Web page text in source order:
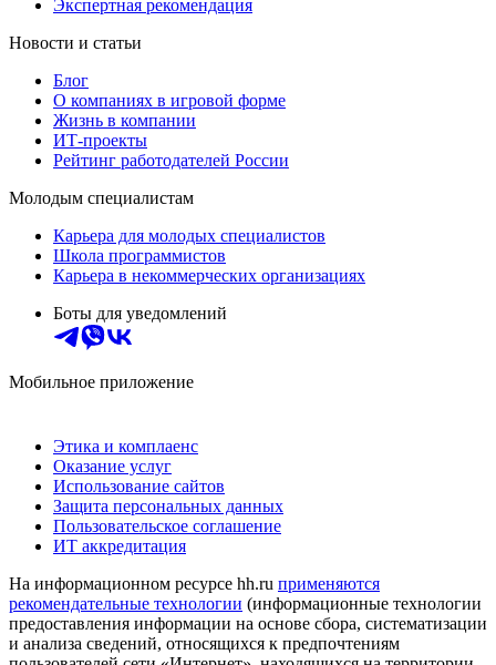
Экспертная рекомендация
Новости и статьи
Блог
О компаниях в игровой форме
Жизнь в компании
ИТ-проекты
Рейтинг работодателей России
Молодым специалистам
Карьера для молодых специалистов
Школа программистов
Карьера в некоммерческих организациях
Боты для уведомлений
Мобильное приложение
Этика и комплаенс
Оказание услуг
Использование сайтов
Защита персональных данных
Пользовательское соглашение
ИТ аккредитация
На информационном ресурсе hh.ru применяются
рекомендательные технологии (информационные технологии
предоставления информации на основе сбора, систематизации
и анализа сведений, относящихся к предпочтениям